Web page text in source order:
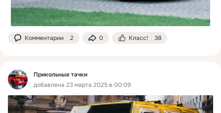
Комментарии 2 0 Класс! 38
Прикольные тачки
добавлена 23 марта 2025 в 00:09